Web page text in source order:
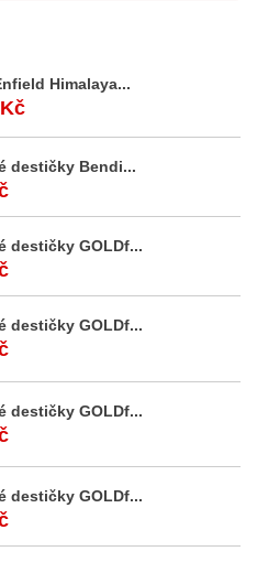
Himalaya...
destičky Bendi...
destičky GOLDf...
destičky GOLDf...
destičky GOLDf...
destičky GOLDf...